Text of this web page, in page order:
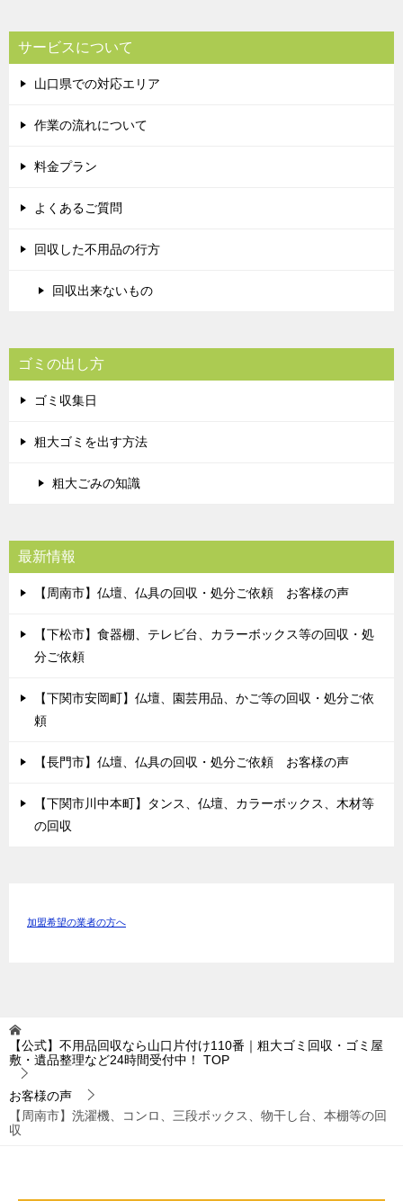
サービスについて
山口県での対応エリア
作業の流れについて
料金プラン
よくあるご質問
回収した不用品の行方
回収出来ないもの
ゴミの出し方
ゴミ収集日
粗大ゴミを出す方法
粗大ごみの知識
最新情報
【周南市】仏壇、仏具の回収・処分ご依頼 お客様の声
【下松市】食器棚、テレビ台、カラーボックス等の回収・処
分ご依頼
【下関市安岡町】仏壇、園芸用品、かご等の回収・処分ご依
頼
【長門市】仏壇、仏具の回収・処分ご依頼 お客様の声
【下関市川中本町】タンス、仏壇、カラーボックス、木材等
の回収
加盟希望の業者の方へ
【公式】不用品回収なら山口片付け110番｜粗大ゴミ回収・ゴミ屋
敷・遺品整理など24時間受付中！
TOP
お客様の声
【周南市】洗濯機、コンロ、三段ボックス、物干し台、本棚等の回
収